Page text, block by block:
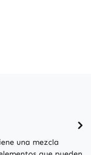
una mezcla